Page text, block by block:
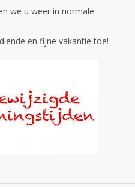
we u weer in normale
en fijne vakantie toe!